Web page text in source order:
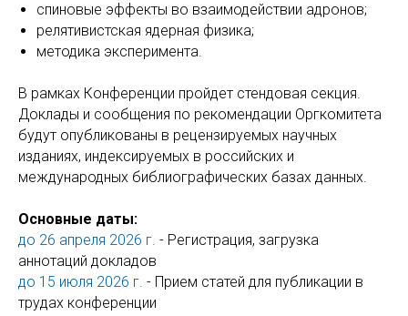
спиновые эффекты во взаимодействии адронов;
релятивистская ядерная физика;
методика эксперимента.
В рамках Конференции пройдет стендовая секция.
Доклады и сообщения по рекомендации Оргкомитета
будут опубликованы в рецензируемых научных
изданиях, индексируемых в российских и
международных библиографических базах данных.
Основные даты:
до 26 апреля 2026 г. - Регистрация, загрузка
аннотаций докладов
до 15 июля 2026 г. - Прием статей для публикации в
трудах конференции